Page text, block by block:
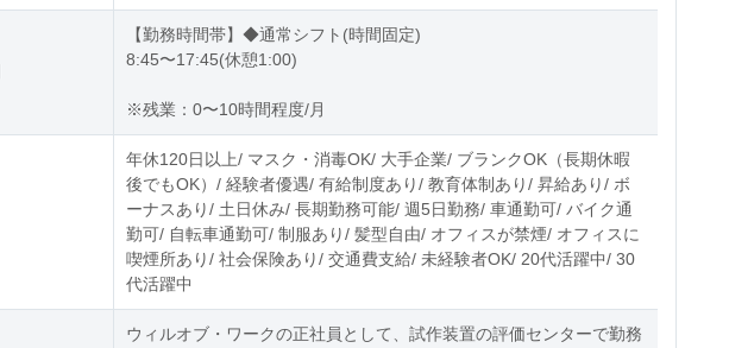
【勤務時間帯】◆通常シフト(時間固定)
8:45〜17:45(休憩1:00)
※残業：0〜10時間程度/月
年休120日以上/ マスク・消毒OK/ 大手企業/ ブランクOK（長期休暇
後でもOK）/ 経験者優遇/ 有給制度あり/ 教育体制あり/ 昇給あり/ ボ
ーナスあり/ 土日休み/ 長期勤務可能/ 週5日勤務/ 車通勤可/ バイク通
勤可/ 自転車通勤可/ 制服あり/ 髪型自由/ オフィスが禁煙/ オフィスに
喫煙所あり/ 社会保険あり/ 交通費支給/ 未経験者OK/ 20代活躍中/ 30
代活躍中
ウィルオブ・ワークの正社員として、試作装置の評価センターで勤務